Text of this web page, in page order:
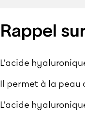
Rappel
L’acide
Il permet à la peau
L’acide